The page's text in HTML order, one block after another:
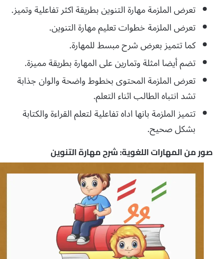
تعرض الملزمة مهارة التنوين بطريقة اكثر تفاعلية وتميز.
تعرض الملزمة خطوات تعليم مهارة التنوين.
كما تتميز بعرض شرح مبسط للمهارة.
تضم أيضا امثلة وتمارين على المهارة بطريقة مميزة.
تعرض الملزمة المحتوى بخطوط واضحة والوان جذابة
تشد انتباه الطالب اثناء التعلم.
تتميز الملزمة بانها اداه تفاعلية لتعلم القراءة والكتابة
بشكل صحيح.
صور من المهارات اللغوية: شرح مهارة التنوين